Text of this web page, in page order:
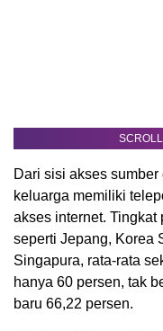
Dari sisi akses
keluarga memiliki
akses internet. Tingkat
seperti Jepang, Korea
Singapura, rata-rata
hanya 60 persen, tak
baru 66,22 persen.